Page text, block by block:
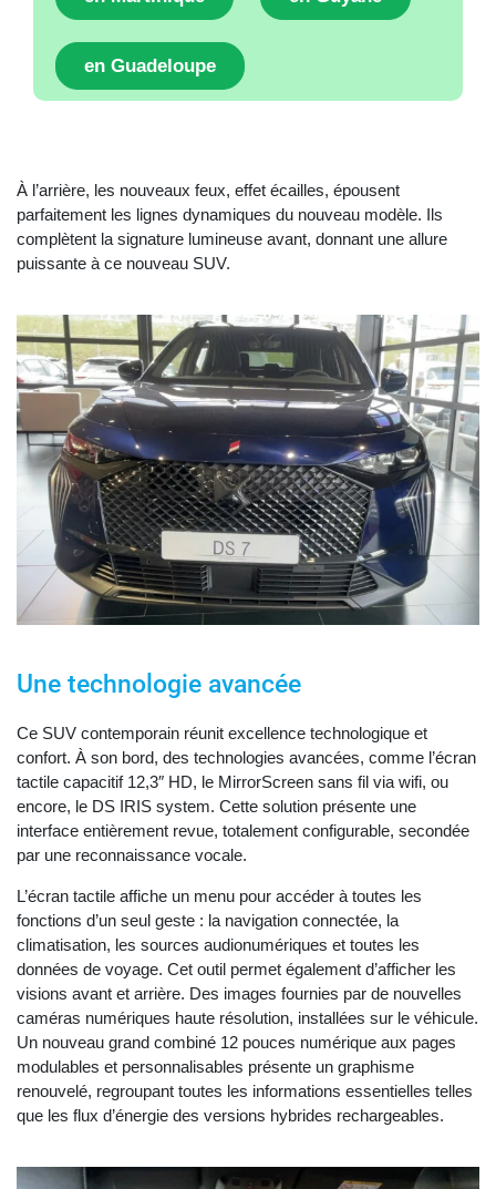
en Guadeloupe
À l’arrière, les nouveaux feux, effet écailles, épousent
parfaitement les lignes dynamiques du nouveau modèle. Ils
complètent la signature lumineuse avant, donnant une allure
puissante à ce nouveau SUV.
Une technologie avancée
Ce SUV contemporain réunit excellence technologique et
confort. À son bord, des technologies avancées, comme l’écran
tactile capacitif 12,3″ HD, le MirrorScreen sans fil via wifi, ou
encore, le DS IRIS system. Cette solution présente une
interface entièrement revue, totalement configurable, secondée
par une reconnaissance vocale.
L’écran tactile affiche un menu pour accéder à toutes les
fonctions d’un seul geste : la navigation connectée, la
climatisation, les sources audionumériques et toutes les
données de voyage. Cet outil permet également d’afficher les
visions avant et arrière. Des images fournies par de nouvelles
caméras numériques haute résolution, installées sur le véhicule.
Un nouveau grand combiné 12 pouces numérique aux pages
modulables et personnalisables présente un graphisme
renouvelé, regroupant toutes les informations essentielles telles
que les flux d’énergie des versions hybrides rechargeables.